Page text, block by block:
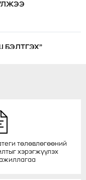
БЭЛТГЭХ”
УЛСЫН
ЗАХ ЗЭЭЛД
ТОДОРХОЙЛОХ
төлөвлөгөөний
хэрэгжүүлэх